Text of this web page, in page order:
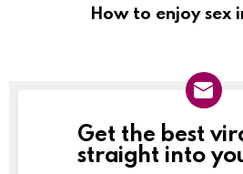
How to enjoy sex
NEWSLETTER
Get the best
straight into